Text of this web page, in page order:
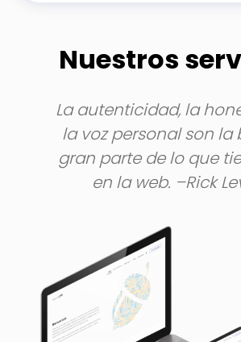
Nuestros
La autenticidad, la
la voz personal son la
gran parte de lo que
en la web. –Rick